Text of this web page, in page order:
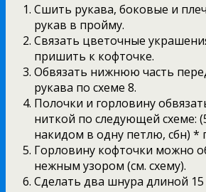
Сшить рукава, боковые и
рукав в пройму.
Связать цветочные
пришить к кофточке.
Обвязать нижнюю часть
рукава по схеме 8.
Полочки и горловину
ниткой по следующей схеме:
накидом в одну петлю, сбн) *
Горловину кофточки можно
нежным узором (см. схему).
Сделать два шнура длиной